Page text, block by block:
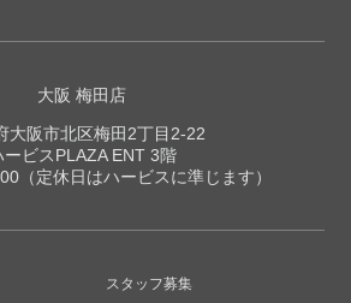
大阪 梅田店
大阪市北区梅田2丁目2-22
ービスPLAZA ENT 3階
（定休日はハービスに準じます）
スタッフ募集